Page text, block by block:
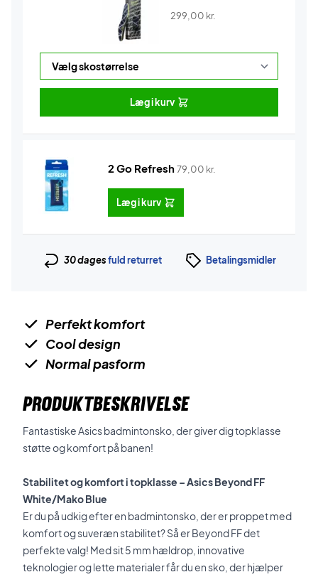
299,00 kr.
Læg i kurv
2 Go Refresh79,00 kr.
Læg i kurv
30 dagesfuld returret Betalingsmidler
Perfekt komfort
Cool design
Normal pasform
PRODUKTBESKRIVELSE
Fantastiske Asics badmintonsko, der giver dig topklasse
støtte og komfort på banen!
Stabilitet og komfort i topklasse – Asics Beyond FF
White/Mako Blue
Er du på udkig efter en badmintonsko, der er proppet med
komfort og suveræn stabilitet? Så er Beyond FF det
perfekte valg! Med sit 5 mm hældrop, innovative
teknologier og lette materialer får du en sko, der hjælper